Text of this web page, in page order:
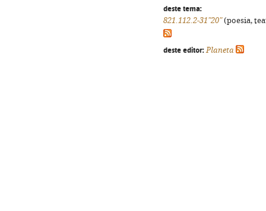
deste tema:
821.112.2-31"20"(poesia,
deste editor: Planeta